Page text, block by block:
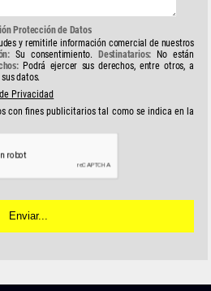
Protección de Datos
y remitirle información comercial de nuestros
Su consentimiento. Destinatarios: No están
Podrá ejercer sus derechos, entre otros, a
datos.
Privacidad
con fines publicitarios tal como se indica en la